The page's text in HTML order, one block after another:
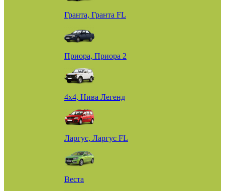
Гранта, Гранта FL
Приора, Приора 2
4х4, Нива Легенд
Ларгус, Ларгус FL
Веста